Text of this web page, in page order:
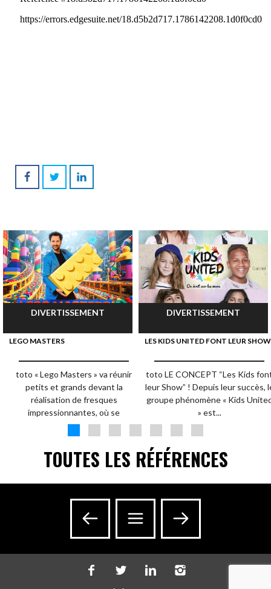
DIVERTISSEMENT
LEGO MASTERS
toto « Lego Masters » va réunir
petits et grands devant la
réalisation de fresques
impressionnantes, où se
mêleront...
DIVERTISSEMENT
LES KIDS UNITED FONT LEUR SHOW
toto LE CONCEPT “Les Kids
leur Show” ! Depuis leur succès,
groupe phénomène « Kids
» est...
TOUTES LES RÉFÉRENCES